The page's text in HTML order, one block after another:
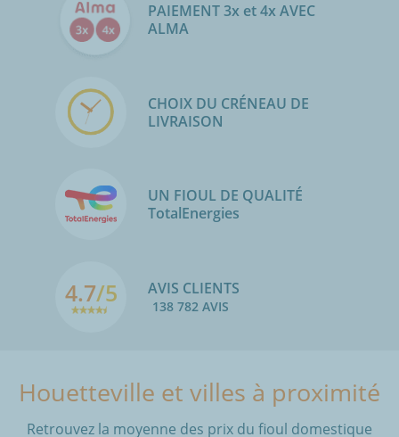
PAIEMENT 3x et 4x AVEC
ALMA
CHOIX DU CRÉNEAU DE
LIVRAISON
UN FIOUL DE QUALITÉ
TotalEnergies
4.7/5 AVIS CLIENTS
138 782 AVIS
Houetteville et villes à proximité
Retrouvez la moyenne des prix du fioul domestique